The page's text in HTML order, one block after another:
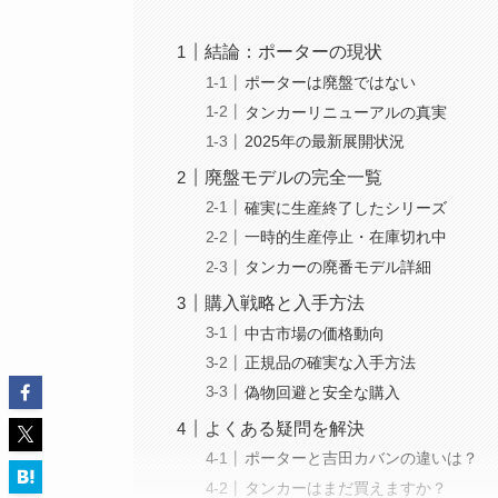
結論：ポーターの現状
ポーターは廃盤ではない
タンカーリニューアルの真実
2025年の最新展開状況
廃盤モデルの完全一覧
確実に生産終了したシリーズ
一時的生産停止・在庫切れ中
タンカーの廃番モデル詳細
購入戦略と入手方法
中古市場の価格動向
正規品の確実な入手方法
偽物回避と安全な購入
よくある疑問を解決
ポーターと吉田カバンの違いは？
タンカーはまだ買えますか？